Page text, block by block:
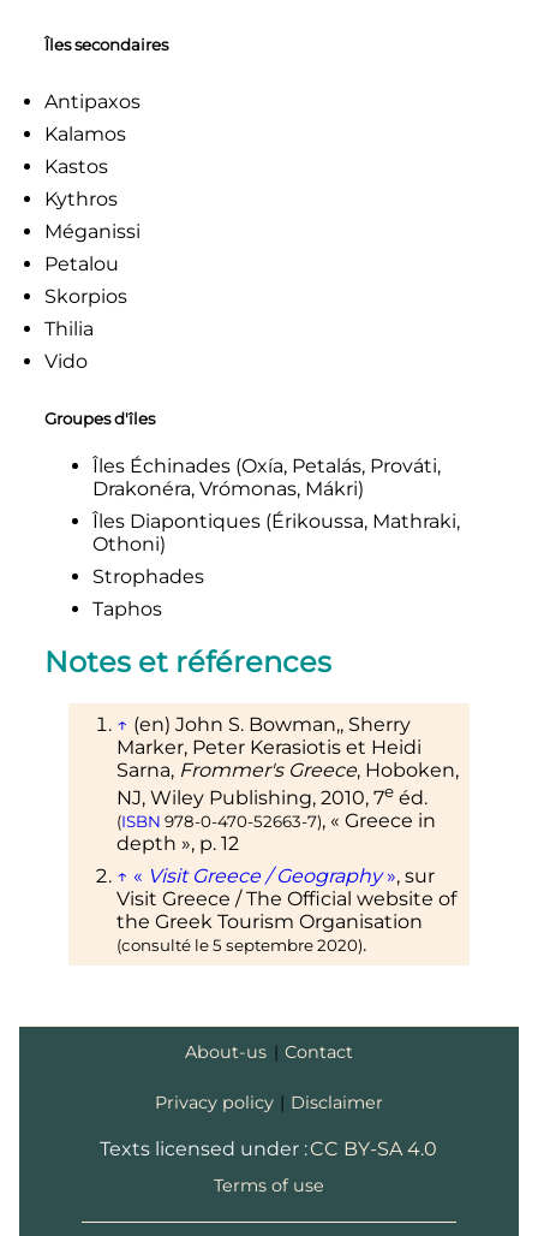
Îles secondaires
Antipaxos
Kalamos
Kastos
Kythros
Méganissi
Petalou
Skorpios
Thilia
Vido
Groupes d'îles
Îles Échinades (Oxía, Petalás, Prováti,
Drakonéra, Vrómonas, Mákri)
Îles Diapontiques (Érikoussa, Mathraki,
Othoni)
Strophades
Taphos
Notes et références
↑ (en) John S. Bowman,, Sherry
Marker, Peter Kerasiotis et Heidi
Sarna, Frommer's Greece, Hoboken,
NJ, Wiley Publishing, 2010, 7e éd.
(ISBN 978-0-470-52663-7), « Greece in
depth », p. 12
↑ « Visit Greece / Geography », sur
Visit Greece / The Official website of
the Greek Tourism Organisation
(consulté le5 septembre 2020).
About-us | Contact
Privacy policy | Disclaimer
Texts licensed under :CC BY-SA 4.0
Terms of use